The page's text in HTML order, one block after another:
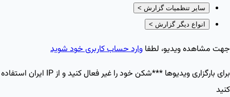
سایر تنظمیات گزارش >
انواع دیگر گزارش >
جهت مشاهده ویدیو، لطفا وارد حساب کاربری خود شوید
برای بارگزاری ویدیو‌ها ***شکن خود را غیر فعال کنید و از IP ایران استفاده
کنید